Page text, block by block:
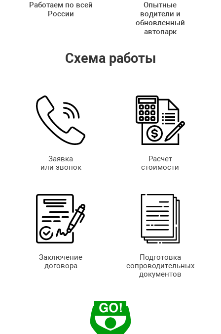
Работаем по всей
России
Опытные
водители и
обновленный
автопарк
Схема работы
Заявка
или звонок
Расчет
стоимости
Заключение
договора
Подготовка
сопроводительных
документов